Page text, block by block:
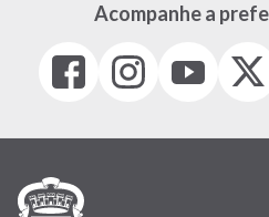
Acompanhe a
Facebook
(link
em
janela)
Instagram
(link
em
(link
em
(Antigo
(link